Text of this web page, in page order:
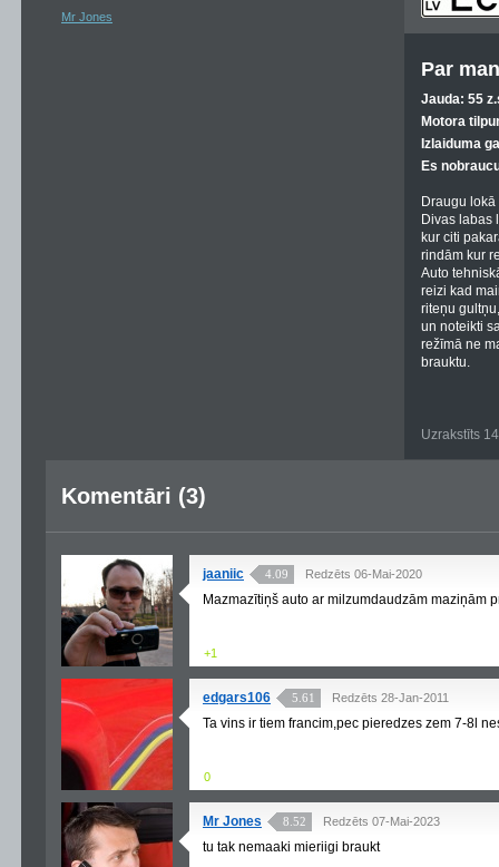
Mr Jones
Par
Jauda: 55
Motora
Izlaiduma
Es
Draugu
Divas labas
kur citi
rindām kur
Auto
reizi kad
riteņu
un noteikti
režīmā ne
brauktu.
Uzrakstīts
Komentāri (3)
jaaniic 4.09 Redzēts 06-Mai-2020
Mazmazītiņš auto ar milzumdaudzām maziņām
+1
edgars106 5.61 Redzēts 28-Jan-2011
Ta vins ir tiem francim,pec pieredzes zem 7-8l
0
Mr Jones 8.52 Redzēts 07-Mai-2023
tu tak nemaaki mieriigi braukt